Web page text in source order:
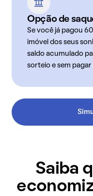
Opção de
Se você já pagou
imóvel dos seus
saldo acumulado
sorteio e sem
Saiba